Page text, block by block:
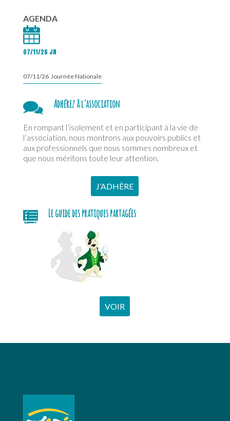
AGENDA
07/11/26 JN
07/11/26 Journée Nationale
Adhérez à l’association
En rompant l’isolement et en participant à la vie de
l’association, nous montrons aux pouvoirs publics et
aux professionnels que nous sommes nombreux et
que nous méritons toute leur attention.
J’ADHÈRE
Le guide des pratiques partagées
VOIR